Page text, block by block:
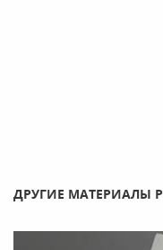
ДРУГИЕ МАТЕРИАЛЫ